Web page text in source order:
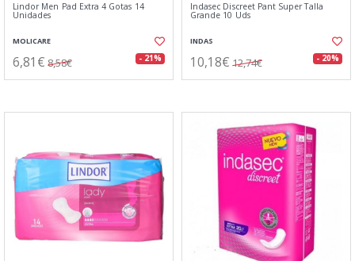
Lindor Men Pad Extra 4 Gotas 14
Unidades
MOLICARE
6,81€ 8,58€ - 21%
Indasec Discreet Pant Super Talla
Grande 10 Uds
INDAS
10,18€ 12,74€ - 20%